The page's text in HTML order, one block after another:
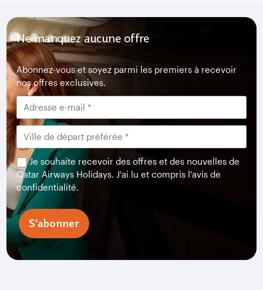
Ne manquez aucune offre
Abonnez-vous et soyez parmi les premiers à recevoir
nos offres exclusives.
Je souhaite recevoir des offres et des nouvelles de
Qatar Airways Holidays. J'ai lu et compris l'avis de
confidentialité.
S'abonner